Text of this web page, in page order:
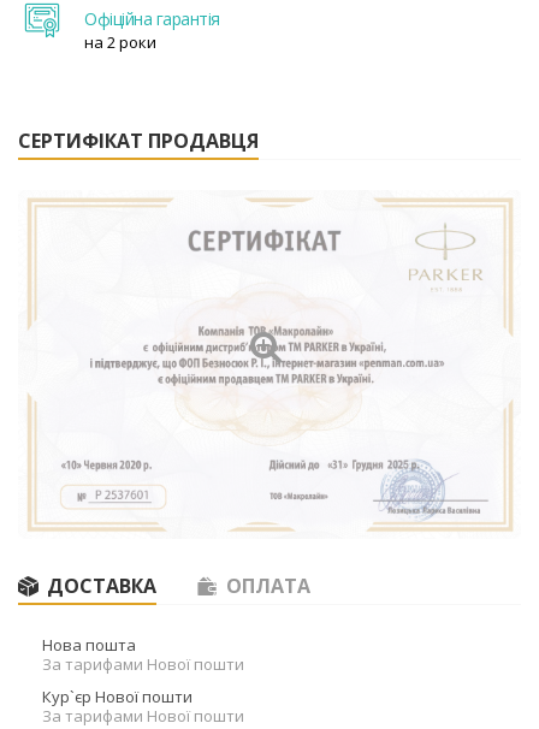
Офіційна гарантія
на 2 роки
СЕРТИФІКАТ ПРОДАВЦЯ
ДОСТАВКА ОПЛАТА
Нова пошта
За тарифами Нової пошти
Кур`єр Нової пошти
За тарифами Нової пошти